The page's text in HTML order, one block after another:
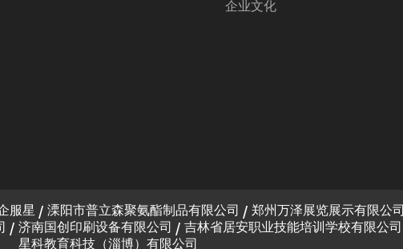
企业文化
服星 溧阳市普立森聚氨酯制品有限公司 郑州万泽展览展示有限公司
济南国创印刷设备有限公司 吉林省居安职业技能培训学校有限公司
星科教育科技（淄博）有限公司